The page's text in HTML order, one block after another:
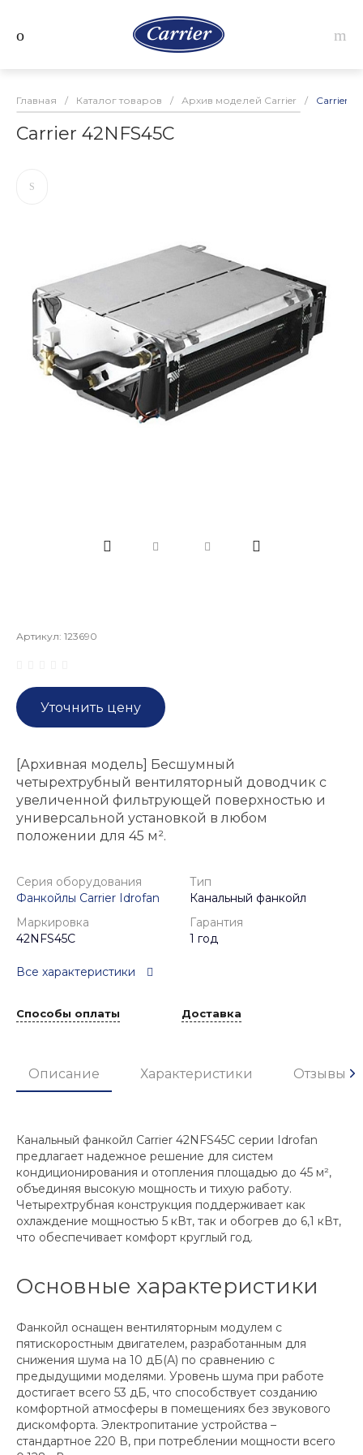
Главная / Каталог товаров / Архив моделей Carrier / Carrier
Carrier 42NFS45C
Артикул: 123690
Уточнить цену
[Архивная модель] Бесшумный
четырехтрубный вентиляторный доводчик с
увеличенной фильтрующей поверхностью и
универсальной установкой в любом
положении для 45 м².
Серия оборудования
Фанкойлы Carrier Idrofan
Тип
Канальный фанкойл
Маркировка
42NFS45C
Гарантия
1 год
Все характеристики
Способы оплаты Доставка
Описание Характеристики Отзывы
Канальный фанкойл Carrier 42NFS45C серии Idrofan
предлагает надежное решение для систем
кондиционирования и отопления площадью до 45 м²,
объединяя высокую мощность и тихую работу.
Четырехтрубная конструкция поддерживает как
охлаждение мощностью 5 кВт, так и обогрев до 6,1 кВт,
что обеспечивает комфорт круглый год.
Основные характеристики
Фанкойл оснащен вентиляторным модулем с
пятискоростным двигателем, разработанным для
снижения шума на 10 дБ(А) по сравнению с
предыдущими моделями. Уровень шума при работе
достигает всего 53 дБ, что способствует созданию
комфортной атмосферы в помещениях без звукового
дискомфорта. Электропитание устройства –
стандартное 220 В, при потреблении мощности всего